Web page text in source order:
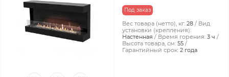
Под заказ
Вес товара (нетто), кг: 28
Вид
установки (крепления):
Настенная
Время горения: 3 ч
Высота товара, см: 55
Гарантийный срок: 2 года